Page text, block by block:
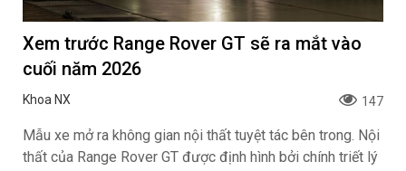
Xem trước Range Rover GT sẽ ra mắt vào
cuối năm 2026
Khoa NX 147
Mẫu xe mở ra không gian nội thất tuyệt tác bên trong. Nội
thất của Range Rover GT được định hình bởi chính triết lý